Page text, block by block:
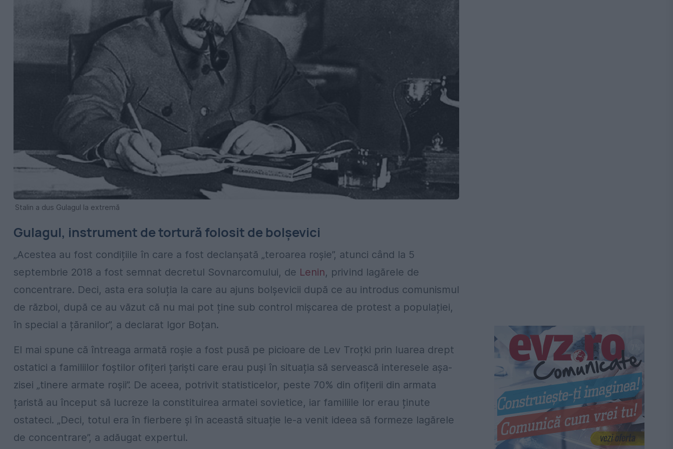
Stalin a dus Gulagul la extremă
Gulagul, instrument de tortură folosit de bolșevici
„Acestea au fost condițiile în care a fost declanșată „teroarea roșie”, atunci când la 5
septembrie 2018 a fost semnat decretul Sovnarcomului, de Lenin, privind lagărele de
concentrare. Deci, asta era soluția la care au ajuns bolșevicii după ce au introdus comunismul
de război, după ce au văzut că nu mai pot ține sub control mișcarea de protest a populației,
în special a țăranilor”, a declarat Igor Boțan.
El mai spune că întreaga armată roșie a fost pusă pe picioare de Lev Troțki prin luarea drept
ostatici a familiilor foștilor ofițeri țariști care erau puși în situația să servească interesele așa-
zisei „tinere armate roșii”. De aceea, potrivit statisticelor, peste 70% din ofițerii din armata
țaristă au început să lucreze la constituirea armatei sovietice, iar familiile lor erau ținute
ostateci. „Deci, totul era în fierbere și în această situație le-a venit ideea să formeze lagărele
de concentrare”, a adăugat expertul.